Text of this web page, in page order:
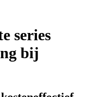
series
bij